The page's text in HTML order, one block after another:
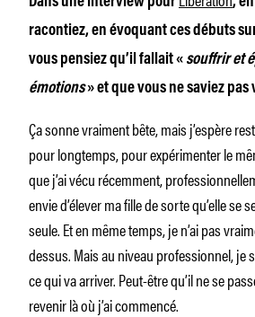
racontiez, en évoquant ces débuts
vous pensiez qu’il fallait « souffrir et
émotions» et que vous ne saviez pas
Ça sonne vraiment bête, mais j’espère
pour longtemps, pour expérimenter le
que j’ai vécu récemment,
envie d’élever ma fille de sorte qu’elle se
seule. Et en même temps, je n’ai pas
dessus. Mais au niveau professionnel, je
ce qui va arriver. Peut-être qu’il ne se
revenir là où j’ai commencé.